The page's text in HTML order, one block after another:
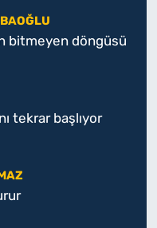
bitmeyen döngüsü
tekrar başlıyor